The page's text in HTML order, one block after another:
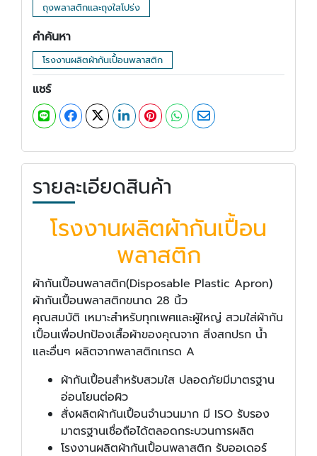
ถุงพลาสติกและถุงใสโปร่ง
คำค้นหา
โรงงานผลิตผ้ากันเปื้อนพลาสติก
แชร์
รายละเอียดสินค้า
โรงงานผลิตผ้ากันเปื้อน
พลาสติก
ผ้ากันเปื้อนพลาสติก(Disposable Plastic Apron)
ผ้ากันเปื้อนพลาสติกขนาด 28 นิ้ว
คุณสมบัติ เหมาะสำหรับทุกเพศและผู้ใหญ่ สวมใส่ผ้ากัน
เปื้อนเพื่อปกป้องเสื้อผ้าของคุณจาก สิ่งสกปรก น้ำ
และอื่นๆ ผลิตจากพลาสติกเกรด A
ผ้ากันเปื้อนสำหรับสวมใส ปลอดภัยมีมาตรฐาน
อ่อนโยนต่อผิว
สั่งผลิตผ้ากันเปื้อนจำนวนมาก มี ISO รับรอง
มาตรฐานเชื่อถือได้ตลอดกระบวนการผลิต
โรงงานผลิตผ้ากันเปื้อนพลาสติก รับออเดอร์